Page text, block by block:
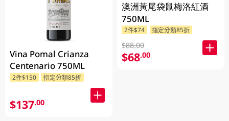
Vina Pomal Crianza
Centenario 750ML
2件$150 指定分類85折
$137.00
澳洲黃尾袋鼠梅洛紅酒
750ML
2件$74 指定分類85折
$88.00
$68.00